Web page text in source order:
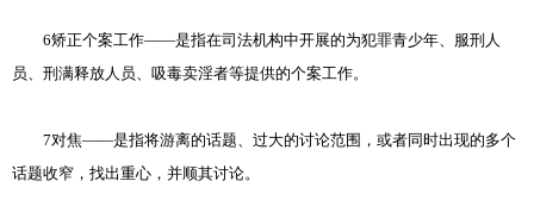
6矫正个案工作——是指在司法机构中开展的为犯罪青少年、服刑人
员、刑满释放人员、吸毒卖淫者等提供的个案工作。
7对焦——是指将游离的话题、过大的讨论范围，或者同时出现的多个
话题收窄，找出重心，并顺其讨论。